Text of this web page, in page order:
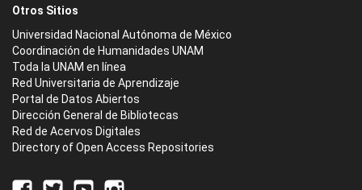
Otros Sitios
Universidad Nacional Autónoma de México
Coordinación de Humanidades UNAM
Toda la UNAM en línea
Red Universitaria de Aprendizaje
Portal de Datos Abiertos
Dirección General de Bibliotecas
Red de Acervos Digitales
Directory of Open Access Repositories